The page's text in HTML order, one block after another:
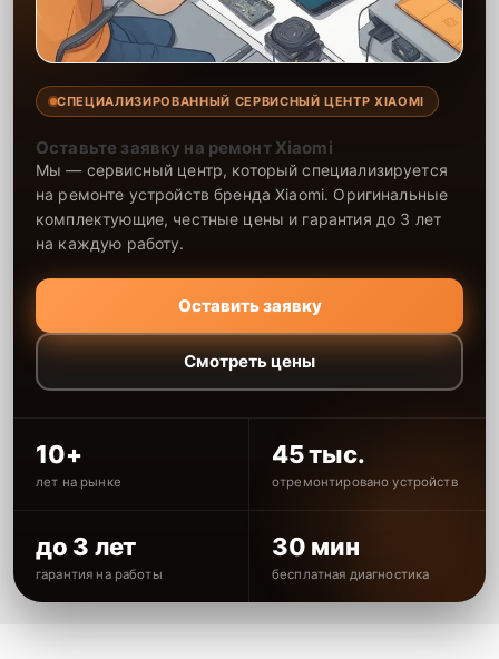
СПЕЦИАЛИЗИРОВАННЫЙ СЕРВИСНЫЙ ЦЕНТР XIAOMI
Оставьте заявку на ремонт Xiaomi
Мы — сервисный центр, который специализируется
на ремонте устройств бренда Xiaomi. Оригинальные
комплектующие, честные цены и гарантия до 3 лет
на каждую работу.
Оставить заявку
Смотреть цены
10+
лет на рынке
45 тыс.
отремонтировано устройств
до 3 лет
гарантия на работы
30 мин
бесплатная диагностика